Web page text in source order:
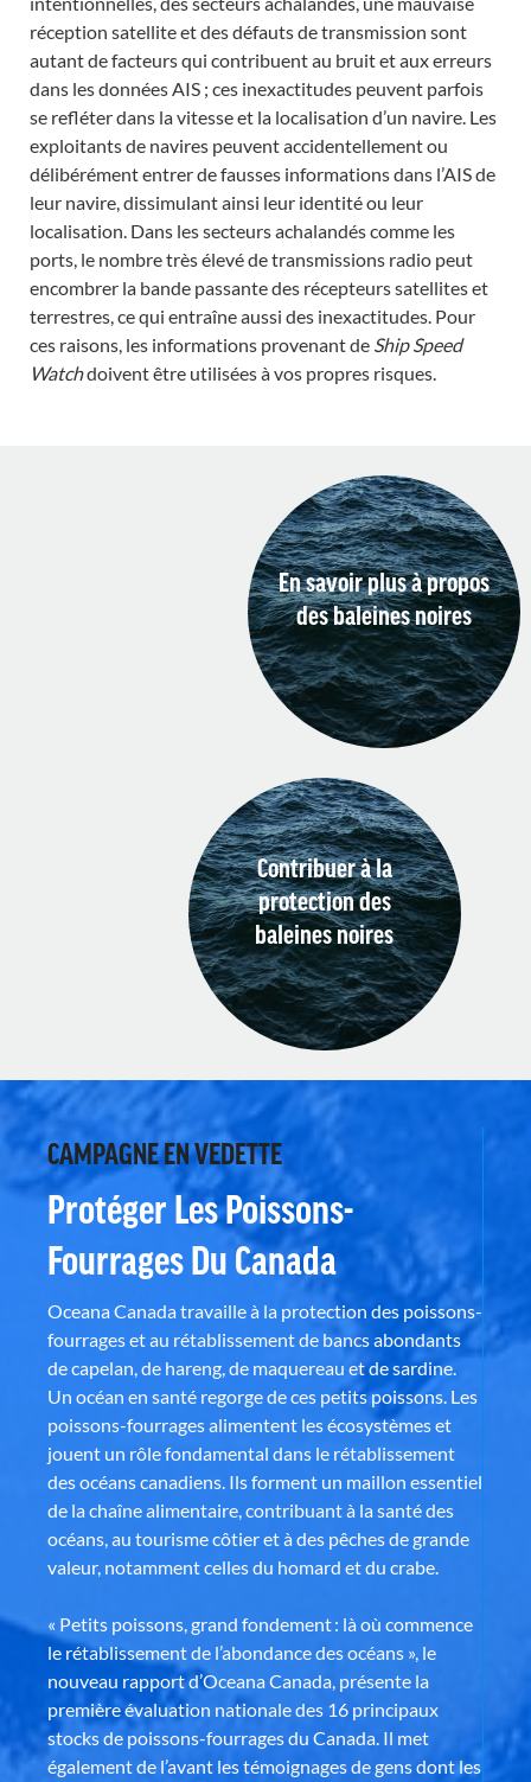
réception satellite et des défauts de transmission sont
autant de facteurs qui contribuent au bruit et aux erreurs
dans les données AIS ; ces inexactitudes peuvent parfois
se refléter dans la vitesse et la localisation d’un navire. Les
exploitants de navires peuvent accidentellement ou
délibérément entrer de fausses informations dans l’AIS de
leur navire, dissimulant ainsi leur identité ou leur
localisation. Dans les secteurs achalandés comme les
ports, le nombre très élevé de transmissions radio peut
encombrer la bande passante des récepteurs satellites et
terrestres, ce qui entraîne aussi des inexactitudes. Pour
ces raisons, les informations provenant de Ship Speed
Watchdoivent être utilisées à vos propres risques.
En savoir plus à propos
des baleines noires
Contribuer à la
protection des
baleines noires
CAMPAGNE EN VEDETTE
Protéger Les Poissons-
Fourrages Du Canada
Oceana Canada travaille à la protection des poissons-
fourrages et au rétablissement de bancs abondants
de capelan, de hareng, de maquereau et de sardine.
Un océan en santé regorge de ces petits poissons. Les
poissons-fourrages alimentent les écosystèmes et
jouent un rôle fondamental dans le rétablissement
des océans canadiens. Ils forment un maillon essentiel
de la chaîne alimentaire, contribuant à la santé des
océans, au tourisme côtier et à des pêches de grande
valeur, notamment celles du homard et du crabe.
« Petits poissons, grand fondement : là où commence
le rétablissement de l’abondance des océans », le
nouveau rapport d’Oceana Canada, présente la
première évaluation nationale des 16 principaux
stocks de poissons-fourrages du Canada. Il met
également de l’avant les témoignages de gens dont les